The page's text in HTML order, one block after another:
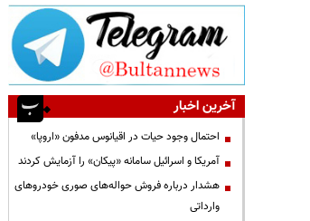
آخرین اخبار
احتمال وجود حیات در اقیانوس مدفون «اروپا»
آمریکا و اسرائیل سامانه «پیکان» را آزمایش کردند
هشدار درباره فروش حواله‌های صوری خودروهای
وارداتی